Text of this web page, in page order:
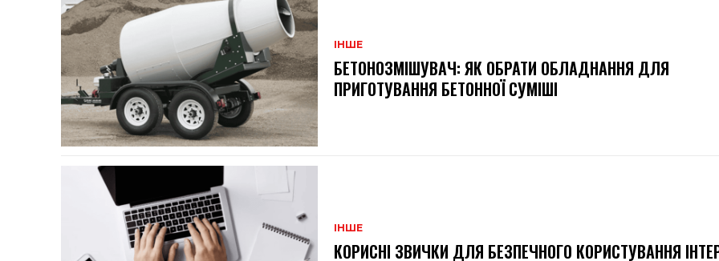
ІНШЕ
БЕТОНОЗМІШУВАЧ: ЯК ОБРАТИ ОБЛАДНАННЯ ДЛЯ
ПРИГОТУВАННЯ БЕТОННОЇ СУМІШІ
ІНШЕ
КОРИСНІ ЗВИЧКИ ДЛЯ БЕЗПЕЧНОГО КОРИСТУВАННЯ